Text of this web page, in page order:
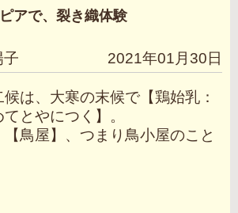
アで、裂き織体験
子 2021年01月30日
は、大寒の末候で【鶏始乳：
とやにつく】。
【鳥屋】、つまり鳥小屋のこと